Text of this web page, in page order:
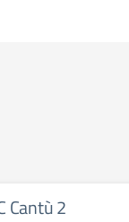
Cantù 2